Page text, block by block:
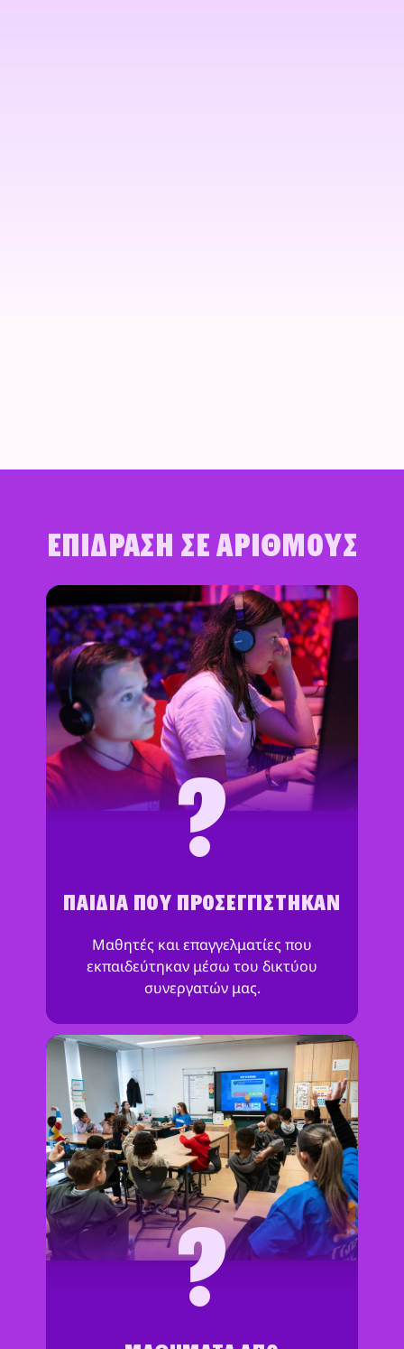
Επίδραση σε αριθμούς
?
ΠΑΙΔΙΆ ΠΟΥ ΠΡΟΣΕΓΓΊΣΤΗΚΑΝ
Μαθητές και επαγγελματίες που
εκπαιδεύτηκαν μέσω του δικτύου
συνεργατών μας.
?